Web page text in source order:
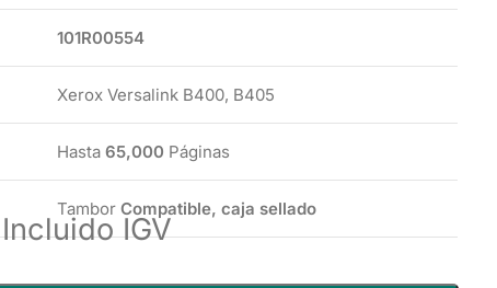
101R00554
Xerox Versalink B400, B405
Hasta 65,000 Páginas
Tambor Compatible, caja sellado
Incluido IGV